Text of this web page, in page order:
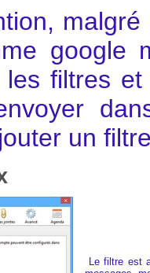
google
filtres
un
Le filtre est